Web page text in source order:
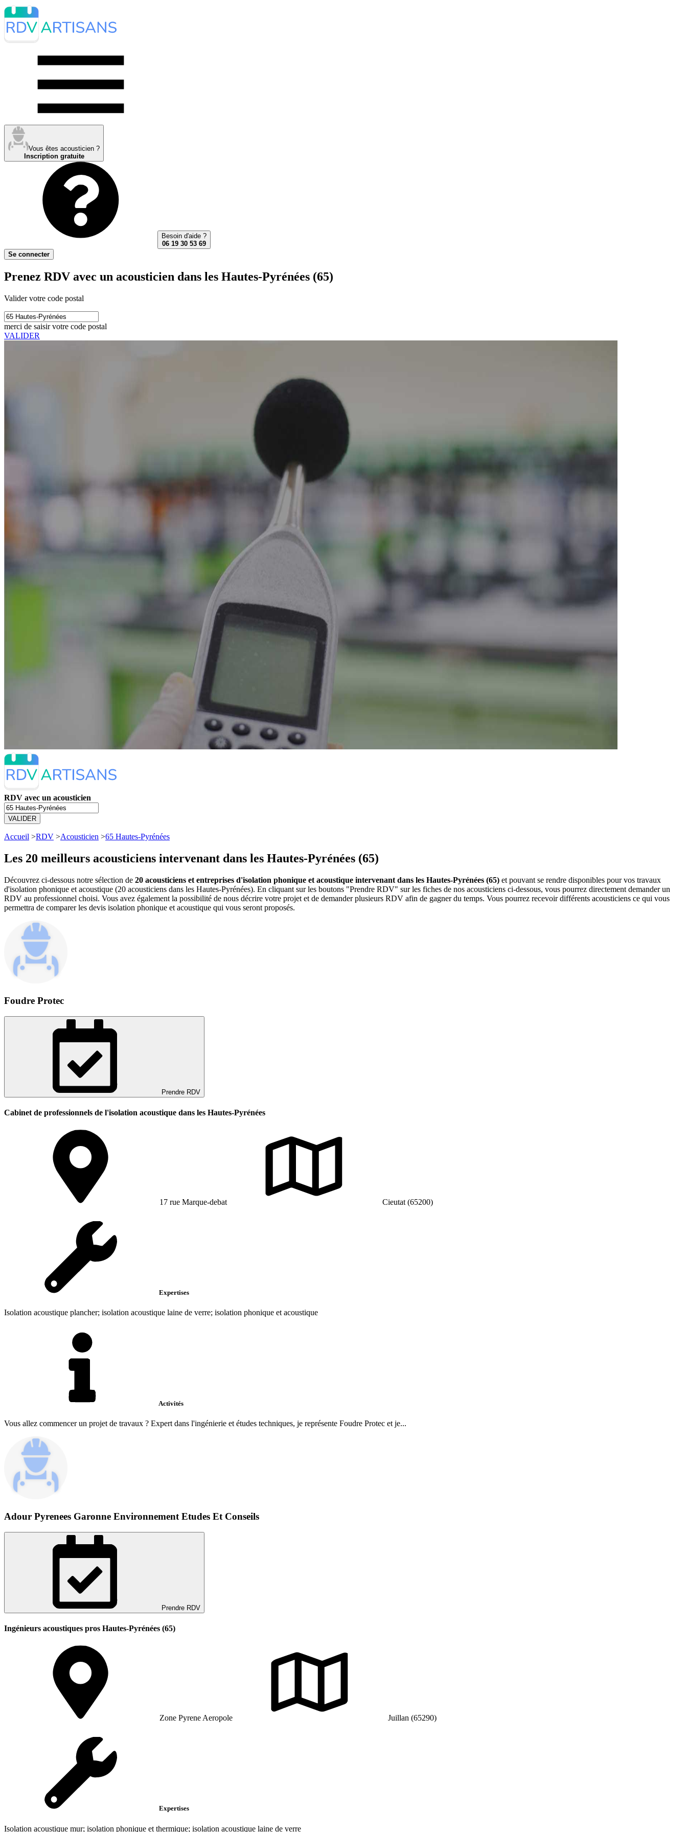
Vous êtes acousticien ?
Inscription gratuite
Besoin d'aide ?
06 19 30 53 69
Se connecter
Prenez RDV avec un acousticien dans les Hautes-Pyrénées (65)
Valider votre code postal
merci de saisir votre code postal
VALIDER
RDV avec un acousticien
VALIDER
Accueil >RDV >Acousticien >65 Hautes-Pyrénées
Les 20 meilleurs acousticiens intervenant dans les Hautes-Pyrénées (65)
Découvrez ci-dessous notre sélection de 20 acousticiens et entreprises d'isolation phonique et acoustique intervenant dans les Hautes-Pyrénées (65) et pouvant se rendre disponibles pour vos travaux
d'isolation phonique et acoustique (20 acousticiens dans les Hautes-Pyrénées). En cliquant sur les boutons "Prendre RDV" sur les fiches de nos acousticiens ci-dessous, vous pourrez directement demander un
RDV au professionnel choisi. Vous avez également la possibilité de nous décrire votre projet et de demander plusieurs RDV afin de gagner du temps. Vous pourrez recevoir différents acousticiens ce qui vous
permettra de comparer les devis isolation phonique et acoustique qui vous seront proposés.
Foudre Protec
Prendre RDV
Cabinet de professionnels de l'isolation acoustique dans les Hautes-Pyrénées
17 rue Marque-debat Cieutat (65200)
Expertises
Isolation acoustique plancher; isolation acoustique laine de verre; isolation phonique et acoustique
Activités
Vous allez commencer un projet de travaux ? Expert dans l'ingénierie et études techniques, je représente Foudre Protec et je...
Adour Pyrenees Garonne Environnement Etudes Et Conseils
Prendre RDV
Ingénieurs acoustiques pros Hautes-Pyrénées (65)
Zone Pyrene Aeropole Juillan (65290)
Expertises
Isolation acoustique mur; isolation phonique et thermique; isolation acoustique laine de verre